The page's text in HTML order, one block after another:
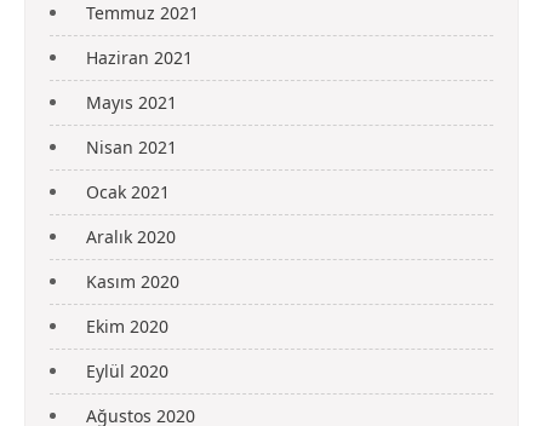
Temmuz 2021
Haziran 2021
Mayıs 2021
Nisan 2021
Ocak 2021
Aralık 2020
Kasım 2020
Ekim 2020
Eylül 2020
Ağustos 2020